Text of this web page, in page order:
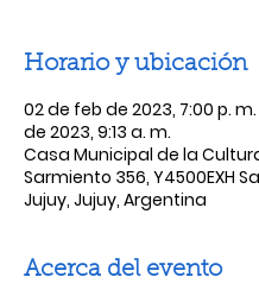
Horario y ubicación
02 de feb de 2023, 7:00 p.
de 2023, 9:13 a. m.
Casa Municipal de la
Sarmiento 356, Y4500EXH
Jujuy, Jujuy, Argentina
Acerca del evento